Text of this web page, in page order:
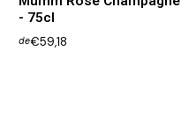
- 75cl
de€59,18